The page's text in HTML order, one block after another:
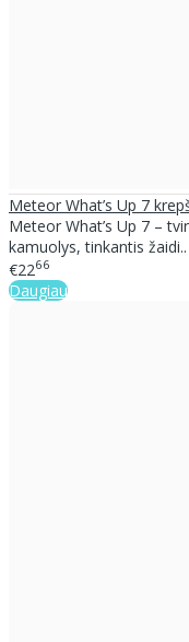
Meteor What’s Up 7
Meteor What’s Up 7 –
kamuolys, tinkantis žaidi..
€2266
Daugiau